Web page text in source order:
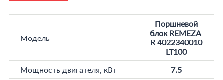
Модель
Поршневой
блок REMEZA
R 4022340010
LT100
Мощность двигателя, кВт
7.5